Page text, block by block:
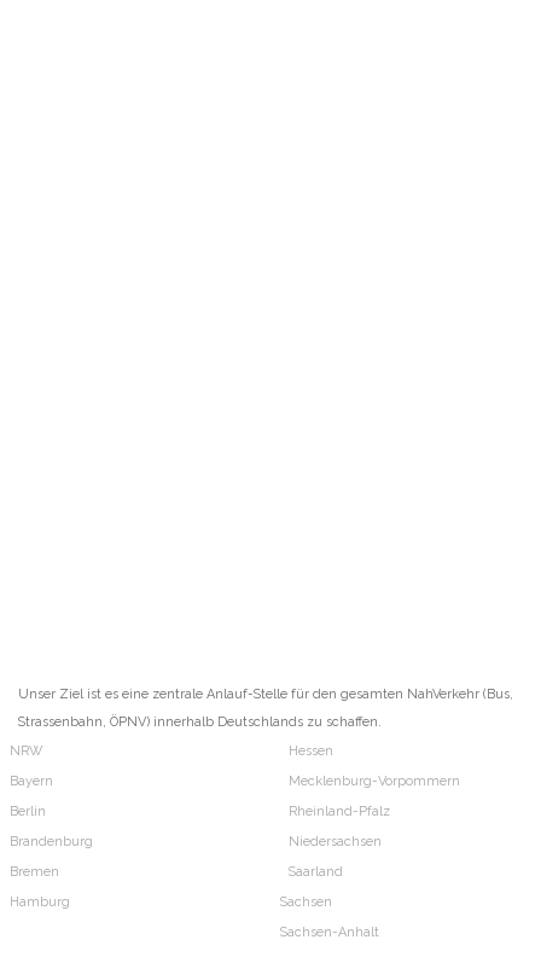
Unser Ziel ist es eine zentrale Anlauf-Stelle für den gesamten NahVerkehr (Bus,
Strassenbahn, ÖPNV) innerhalb Deutschlands zu schaffen.
NRW
Bayern
Berlin
Brandenburg
Bremen
Hamburg
Hessen
Mecklenburg-Vorpommern
Rheinland-Pfalz
Niedersachsen
Saarland
Sachsen
Sachsen-Anhalt